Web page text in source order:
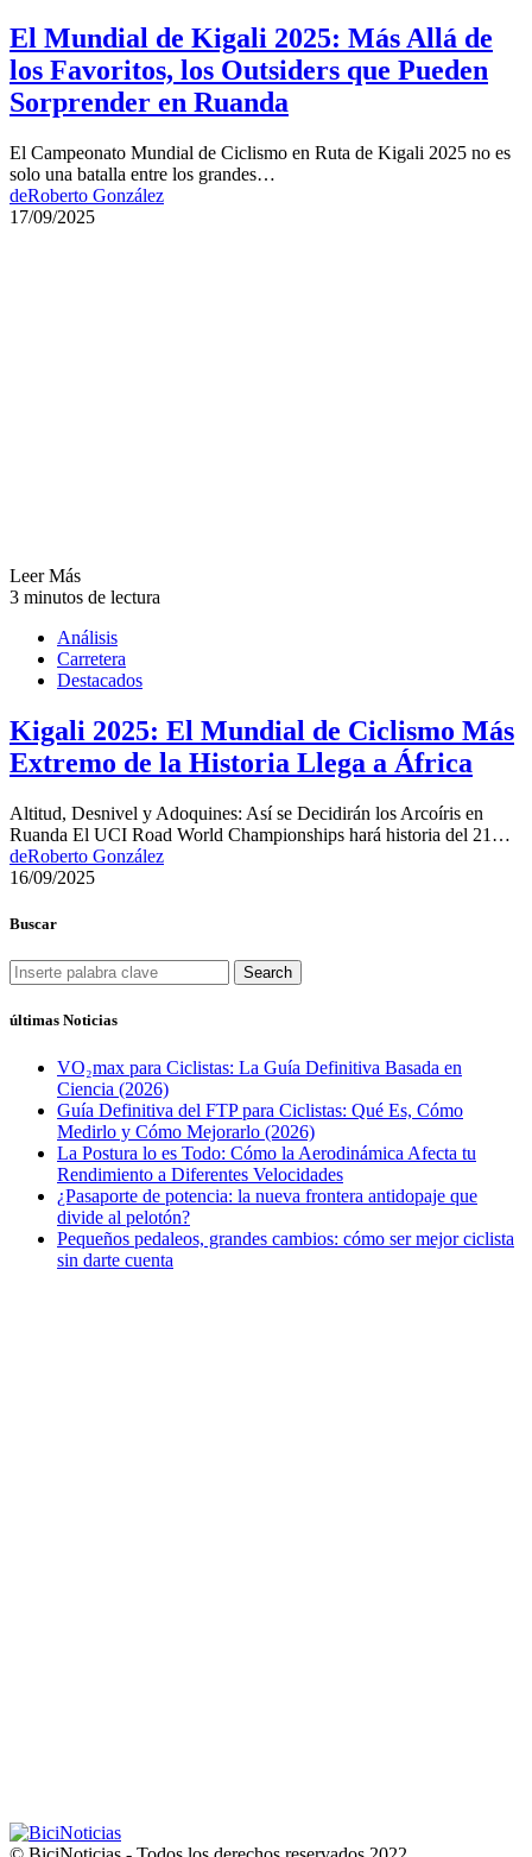
El Mundial de Kigali 2025: Más Allá de
los Favoritos, los Outsiders que Pueden
Sorprender en Ruanda
El Campeonato Mundial de Ciclismo en Ruta de Kigali 2025 no es
solo una batalla entre los grandes…
deRoberto González
17/09/2025
Leer Más
3 minutos de lectura
Análisis
Carretera
Destacados
Kigali 2025: El Mundial de Ciclismo Más
Extremo de la Historia Llega a África
Altitud, Desnivel y Adoquines: Así se Decidirán los Arcoíris en
Ruanda El UCI Road World Championships hará historia del 21…
deRoberto González
16/09/2025
Buscar
Search
últimas Noticias
VO₂max para Ciclistas: La Guía Definitiva Basada en
Ciencia (2026)
Guía Definitiva del FTP para Ciclistas: Qué Es, Cómo
Medirlo y Cómo Mejorarlo (2026)
La Postura lo es Todo: Cómo la Aerodinámica Afecta tu
Rendimiento a Diferentes Velocidades
¿Pasaporte de potencia: la nueva frontera antidopaje que
divide al pelotón?
Pequeños pedaleos, grandes cambios: cómo ser mejor ciclista
sin darte cuenta